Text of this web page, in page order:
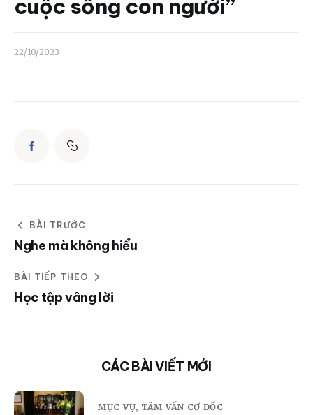
cuộc sống con người”
22/10/2023
BÀI TRƯỚC
Nghe mà không hiểu
BÀI TIẾP THEO
Học tập vâng lời
CÁC BÀI VIẾT MỚI
MỤC VỤ, TÂM VẤN CƠ ĐỐC